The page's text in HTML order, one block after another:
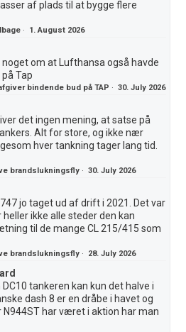
af plads til at bygge flere
· 1. August 2026
noget om at Lufthansa også havde
Tap
bindende bud på TAP ·30. July 2026
det ingen mening, at satse på
Alt for store, og ikke nær
hver tankning tager lang tid.
brandslukningsfly ·30. July 2026
jo taget ud af drift i 2021. Det var
ikke alle steder den kan
til de mange CL 215/415 som
brandslukningsfly · 28. July 2026
tankeren kan kun det halve i
dash 8 er en dråbe i havet og
N944ST har været i aktion har man